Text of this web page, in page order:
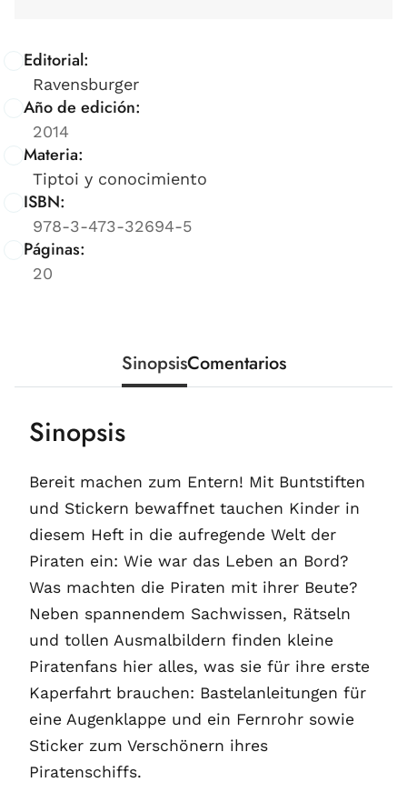
Editorial:
Ravensburger
Año de edición:
2014
Materia:
Tiptoi y conocimiento
ISBN:
978-3-473-32694-5
Páginas:
20
SinopsisComentarios
Sinopsis
Bereit machen zum Entern! Mit Buntstiften
und Stickern bewaffnet tauchen Kinder in
diesem Heft in die aufregende Welt der
Piraten ein: Wie war das Leben an Bord?
Was machten die Piraten mit ihrer Beute?
Neben spannendem Sachwissen, Rätseln
und tollen Ausmalbildern finden kleine
Piratenfans hier alles, was sie für ihre erste
Kaperfahrt brauchen: Bastelanleitungen für
eine Augenklappe und ein Fernrohr sowie
Sticker zum Verschönern ihres
Piratenschiffs.